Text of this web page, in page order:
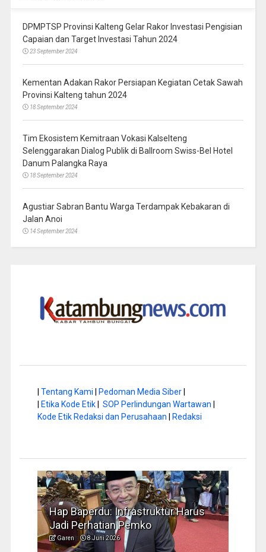
DPMPTSP Provinsi Kalteng Gelar Rakor Investasi Pengisian
Capaian dan Target Investasi Tahun 2024
23 September 2024
Kementan Adakan Rakor Persiapan Kegiatan Cetak Sawah
Provinsi Kalteng tahun 2024
18 September 2024
Tim Ekosistem Kemitraan Vokasi Kalselteng
Selenggarakan Dialog Publik di Ballroom Swiss-Bel Hotel
Danum Palangka Raya
18 September 2024
Agustiar Sabran Bantu Warga Terdampak Kebakaran di
Jalan Anoi
14 September 2024
Tentang Kami Pedoman Media Siber|
Etika Kode Etik| SOP Perlindungan Wartawan
Kode Etik Redaksi dan Perusahaan
Redaksi
Hap Baperdu: Infrastruktur Harus
Jadi Perhatian Pemko
Garen 8 Juni 2026